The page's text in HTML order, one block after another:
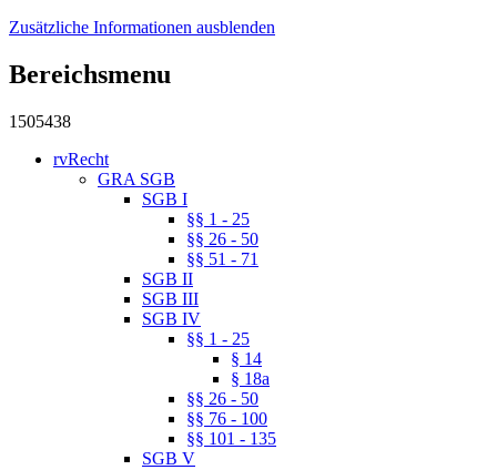
Zusätzliche Informationen ausblenden
Bereichsmenu
1505438
rvRecht
GRA SGB
SGB I
§§ 1 - 25
§§ 26 - 50
§§ 51 - 71
SGB II
SGB III
SGB IV
§§ 1 - 25
§ 14
§ 18a
§§ 26 - 50
§§ 76 - 100
§§ 101 - 135
SGB V